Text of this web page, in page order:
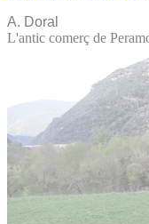
A. Doral
L'antic comerç de